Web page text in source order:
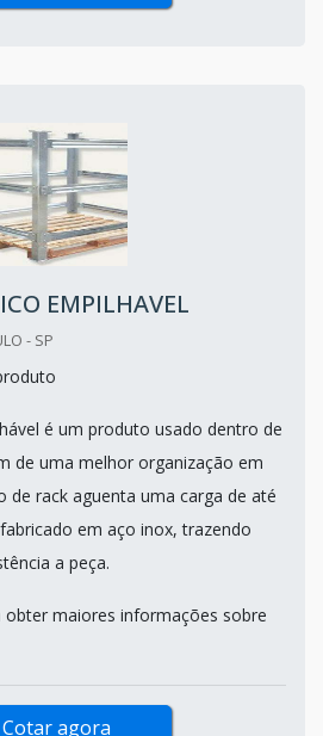
EMPILHAVEL
- SP
é um produto usado dentro de
de uma melhor organização em
de rack aguenta uma carga de até
em aço inox, trazendo
a peça.
maiores informações sobre
Cotar agora